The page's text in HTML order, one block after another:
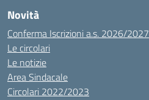
Novità
Conferma Iscrizioni a.s. 2026/2027
Le circolari
Le notizie
Area Sindacale
Circolari 2022/2023